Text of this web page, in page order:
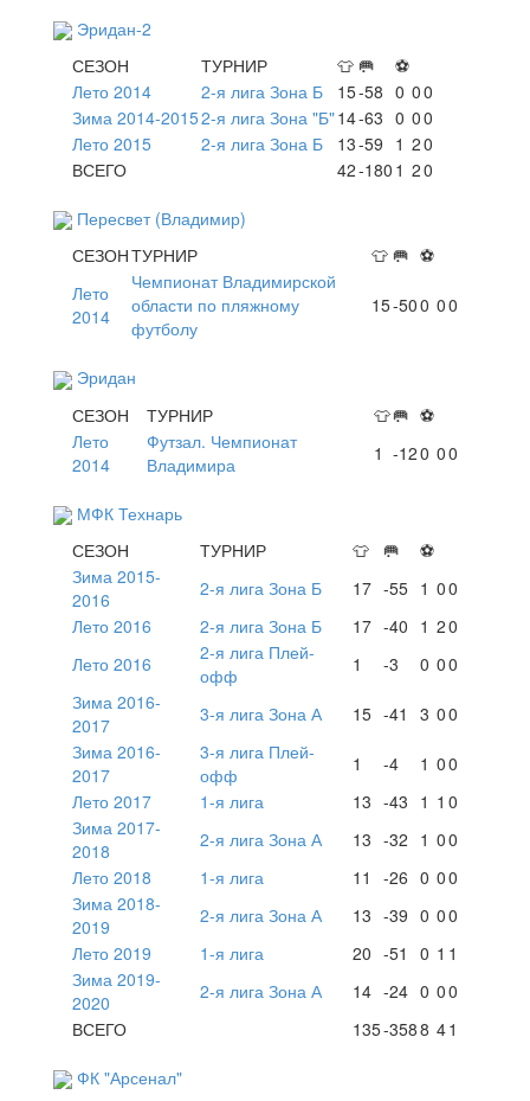
Эридан-2
СЕЗОН
ТУРНИР 👕 🥅
⚽
Лето 2014
2-я лига Зона Б 15-58 0 00
Зима 2014-20152-я лига Зона "Б"14-63 0 00
Лето 2015
2-я лига Зона Б 13-59 1 20
ВСЕГО
42-180 1 20
Пересвет (Владимир)
СЕЗОНТУРНИР 👕 🥅 ⚽
Лето
2014
Чемпионат Владимирской
области по пляжному
футболу
15-500 00
Эридан
СЕЗОН
ТУРНИР 👕🥅 ⚽
Лето
2014
Футзал. Чемпионат
Владимира
1 -120 00
МФК Технарь
СЕЗОН
ТУРНИР 👕 🥅
⚽
Зима 2015-
2016
2-я лига Зона Б 17 -55 1 00
Лето 2016
2-я лига Зона Б 17 -40 1 20
Лето 2016
2-я лига Плей-
офф
1 -3 0 00
Зима 2016-
2017
3-я лига Зона А 15 -41 3 00
Зима 2016-
2017
3-я лига Плей-
офф
1 -4 1 00
Лето 2017
1-я лига 13 -43 1 1 0
Зима 2017-
2018
2-я лига Зона А 13 -32 1 00
Лето 2018
1-я лига 11 -26 0 00
Зима 2018-
2019
2-я лига Зона А 13 -39 0 00
Лето 2019
1-я лига 20 -51 0 1 1
Зима 2019-
2020
2-я лига Зона А 14 -24 0 00
ВСЕГО
135-3588 41
ФК "Арсенал"